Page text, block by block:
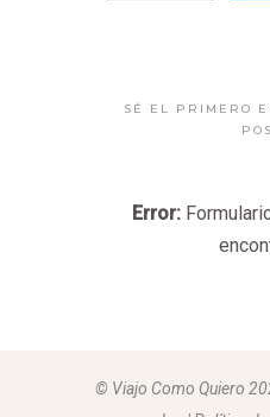
SÉ EL PRIMERO
Error:
© Viajo Como Quiero